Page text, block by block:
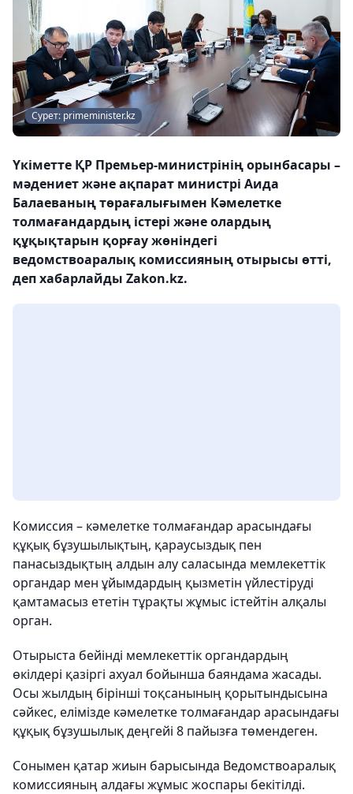
Сурет: primeminister.kz
Үкіметте ҚР Премьер-министрінің орынбасары –
мәдениет және ақпарат министрі Аида
Балаеваның төрағалығымен Кәмелетке
толмағандардың істері және олардың
құқықтарын қорғау жөніндегі
ведомствоаралық комиссияның отырысы өтті,
деп хабарлайды Zakon.kz.
Комиссия – кәмелетке толмағандар арасындағы
құқық бұзушылықтың, қараусыздық пен
панасыздықтың алдын алу саласында мемлекеттік
органдар мен ұйымдардың қызметін үйлестіруді
қамтамасыз ететін тұрақты жұмыс істейтін алқалы
орган.
Отырыста бейінді мемлекеттік органдардың
өкілдері қазіргі ахуал бойынша баяндама жасады.
Осы жылдың бірінші тоқсанының қорытындысына
сәйкес, елімізде кәмелетке толмағандар арасындағы
құқық бұзушылық деңгейі 8 пайызға төмендеген.
Сонымен қатар жиын барысында Ведомствоаралық
комиссияның алдағы жұмыс жоспары бекітілді.